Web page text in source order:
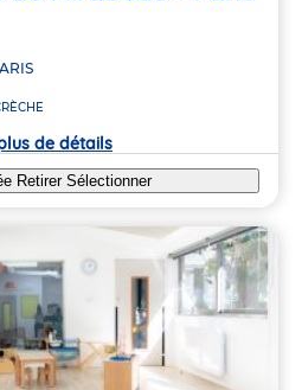
de détails
Retirer Sélectionner